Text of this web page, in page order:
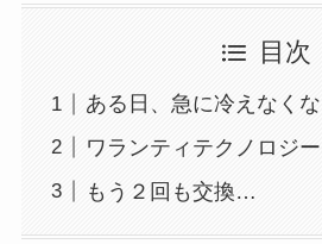
目次
ある日、急に冷えなくな
ワランティテクノロジ
もう２回も交換…